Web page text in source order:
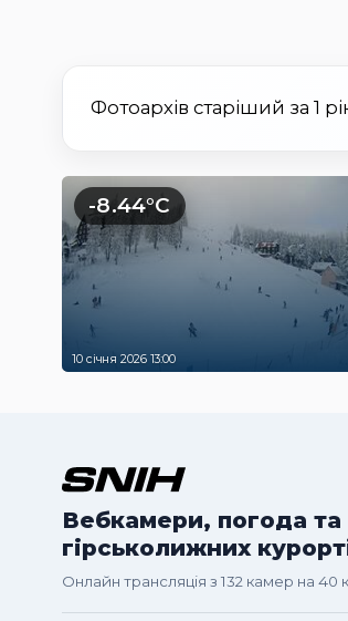
Фотоархів старіший за 1
-8.44°C
10 січня 2026 13:00
Вебкамери, погода та
гірськолижних
Онлайн трансляція з 132 камер на 40